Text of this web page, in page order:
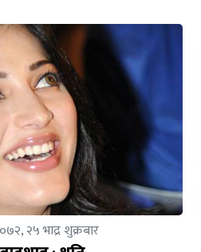
२५ भाद्र शुक्रबार